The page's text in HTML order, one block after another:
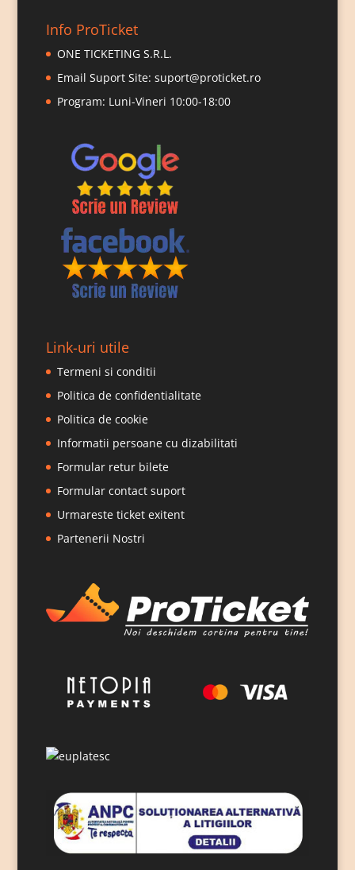
Info ProTicket
ONE TICKETING S.R.L.
Email Suport Site: suport@proticket.ro
Program: Luni-Vineri 10:00-18:00
Link-uri utile
Termeni si conditii
Politica de confidentialitate
Politica de cookie
Informatii persoane cu dizabilitati
Formular retur bilete
Formular contact suport
Urmareste ticket exitent
Partenerii Nostri